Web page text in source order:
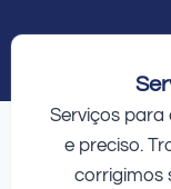
Serviços
e preciso.
corrigimos